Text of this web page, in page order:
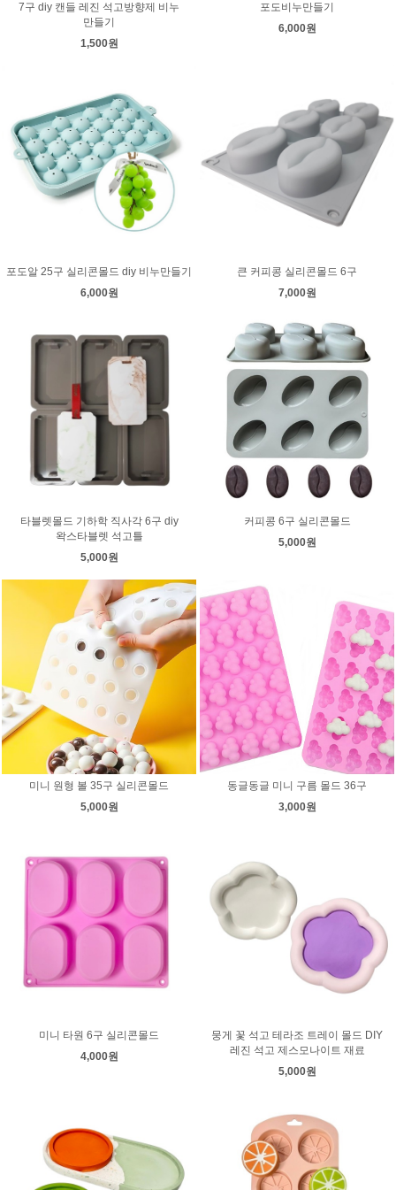
7구 diy 캔들 레진 석고방향제 비누
만들기
1,500원
포도비누만들기
6,000원
포도알 25구 실리콘몰드 diy 비누만들기
6,000원
큰 커피콩 실리콘몰드 6구
7,000원
타블렛몰드 기하학 직사각 6구 diy
왁스타블렛 석고틀
5,000원
커피콩 6구 실리콘몰드
5,000원
미니 원형 볼 35구 실리콘몰드
5,000원
동글동글 미니 구름 몰드 36구
3,000원
미니 타원 6구 실리콘몰드
4,000원
뭉게 꽃 석고 테라조 트레이 몰드 DIY
레진 석고 제스모나이트 재료
5,000원